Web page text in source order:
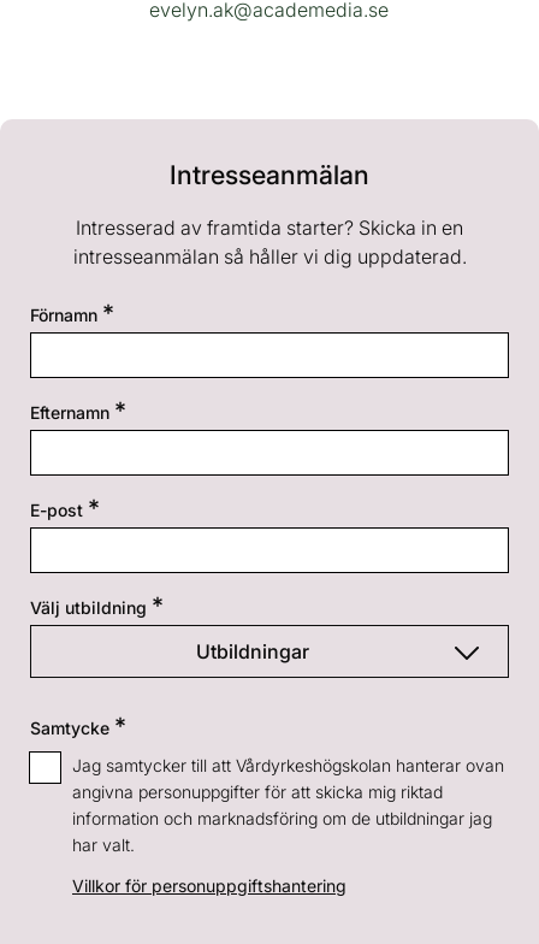
evelyn.ak@academedia.se
Intresseanmälan
Intresserad av framtida starter? Skicka in en
intresseanmälan så håller vi dig uppdaterad.
Förnamn
Efternamn
E-post
Välj utbildning
Utbildningar
- Generell intresseanmälan
Handledare inom LSS och socialpsykiatri
Samtycke
Jag samtycker till att Vårdyrkeshögskolan hanterar ovan
angivna personuppgifter för att skicka mig riktad
information och marknadsföring om de utbildningar jag
har valt.
Villkor för personuppgiftshantering